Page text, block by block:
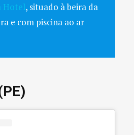
Hotel, situado à beira da
e com piscina ao ar